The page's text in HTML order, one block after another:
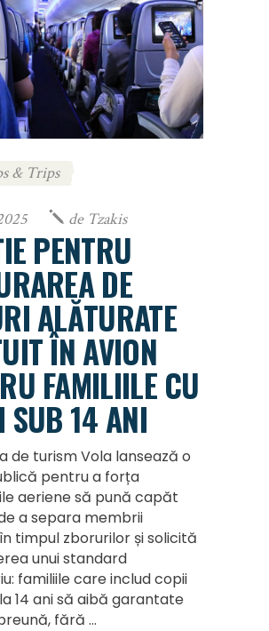
& Trips
de Tzakis
PENTRU
DE
ALĂTURATE
ÎN AVION
FAMILIILE CU
SUB 14 ANI
de turism Vola lansează o
pentru a forța
aeriene să pună capăt
a separa membrii
timpul zborurilor și solicită
unui standard
familiile care includ copii
14 ani să aibă garantate
fără